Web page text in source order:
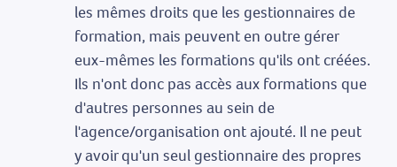
les mêmes droits que les gestionnaires de
formation, mais peuvent en outre gérer
eux-mêmes les formations qu'ils ont créées.
Ils n'ont donc pas accès aux formations que
d'autres personnes au sein de
l'agence/organisation ont ajouté. Il ne peut
y avoir qu'un seul gestionnaire des propres